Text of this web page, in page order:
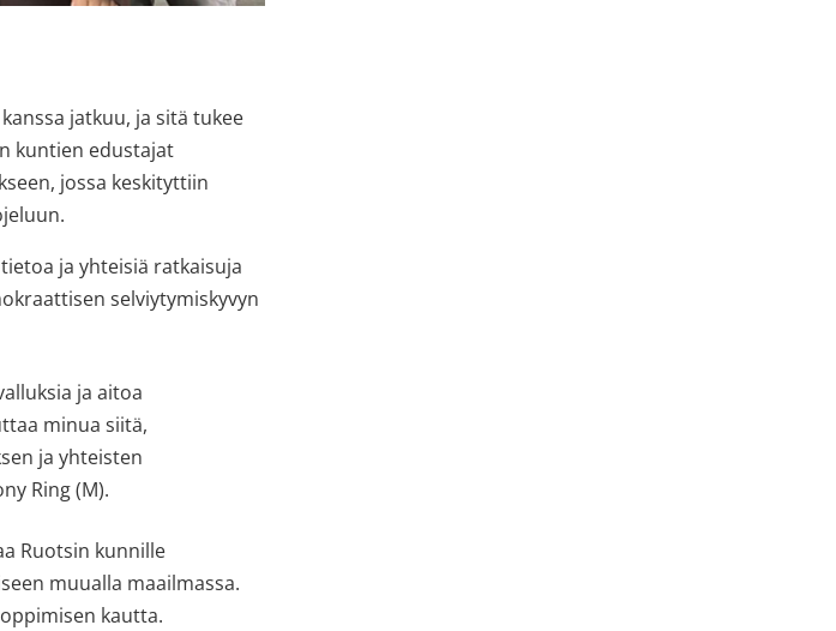
jatkuu, ja sitä tukee
kuntien edustajat
jossa keskityttiin
ja yhteisiä ratkaisuja
selviytymiskyvyn
ja aitoa
minua siitä,
ja yhteisten
Ring (M).
Ruotsin kunnille
muualla maailmassa.
kautta.